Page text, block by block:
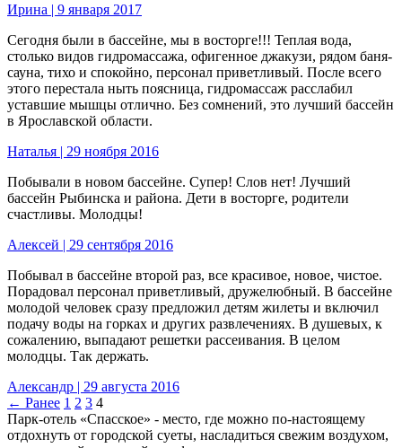
Ирина | 9 января 2017
Сегодня были в бассейне, мы в восторге!!! Теплая вода,
столько видов гидромассажа, офигенное джакузи, рядом баня-
сауна, тихо и спокойно, персонал приветливый. После всего
этого перестала ныть поясница, гидромассаж расслабил
уставшие мышцы отлично. Без сомнений, это лучший бассейн
в Ярославской области.
Наталья | 29 ноября 2016
Побывали в новом бассейне. Супер! Слов нет! Лучший
бассейн Рыбинска и района. Дети в восторге, родители
счастливы. Молодцы!
Алексей | 29 сентября 2016
Побывал в бассейне второй раз, все красивое, новое, чистое.
Порадовал персонал приветливый, дружелюбный. В бассейне
молодой человек сразу предложил детям жилеты и включил
подачу воды на горках и других развлечениях. В душевых, к
сожалению, выпадают решетки рассеивания. В целом
молодцы. Так держать.
Александр | 29 августа 2016
← Ранее 1 2 3 4
Парк-отель «Спасское» - место, где можно по-настоящему
отдохнуть от городской суеты, насладиться свежим воздухом,